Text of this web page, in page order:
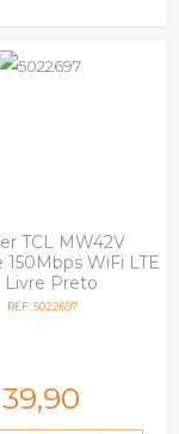
TCL MW42V
150Mbps WiFi LTE
Livre Preto
REF: 5022697
39,90